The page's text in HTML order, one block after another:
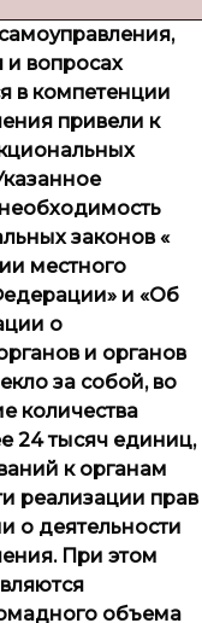
и вопросах
в компетенции
привели к
законов «
местного
и «Об
о
и органов
за собой, во
количества
24 тысяч единиц,
к органам
реализации прав
о деятельности
При этом
объема